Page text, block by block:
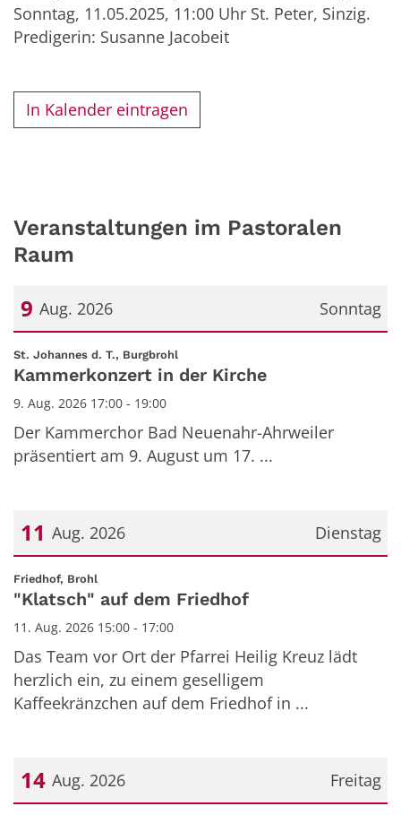
Sonntag, 11.05.2025, 11:00 Uhr St. Peter, Sinzig.
Predigerin: Susanne Jacobeit
In Kalender eintragen
Veranstaltungen im Pastoralen
Raum
Sonntag
9 Aug. 2026
Datum: 9. August 2026
St. Johannes d. T., Burgbrohl:
Kammerkonzert in der Kirche
9. Aug. 2026 17:00 - 19:00
Der Kammerchor Bad Neuenahr-Ahrweiler
präsentiert am 9. August um 17. ...
Dienstag
11 Aug. 2026
Datum: 11. August 2026
Friedhof, Brohl
"Klatsch" auf dem Friedhof
11. Aug. 2026 15:00 - 17:00
Das Team vor Ort der Pfarrei Heilig Kreuz lädt
herzlich ein, zu einem geselligem
Kaffeekränzchen auf dem Friedhof in ...
Freitag
14 Aug. 2026